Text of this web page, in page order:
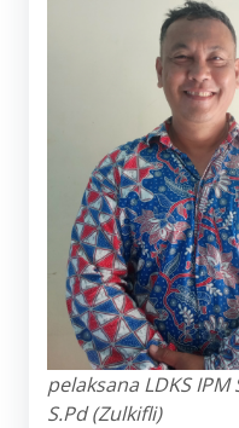
pelaksana LDKS
S.Pd (Zulkifli)